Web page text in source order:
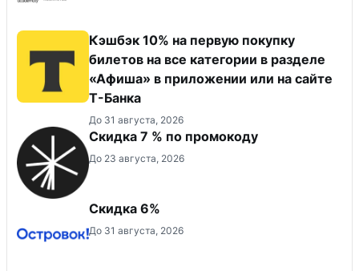
Кэшбэк 10% на первую покупку
билетов на все категории в разделе
«Афиша» в приложении или на сайте
Т-Банка
До 31 августа, 2026
Скидка 7 % по промокоду
До 23 августа, 2026
Скидка 6%
До 31 августа, 2026